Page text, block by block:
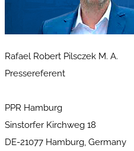
Rafael Robert Pilsczek M. A.
Pressereferent
PPR Hamburg
Sinstorfer Kirchweg 18
DE-21077 Hamburg, Germany